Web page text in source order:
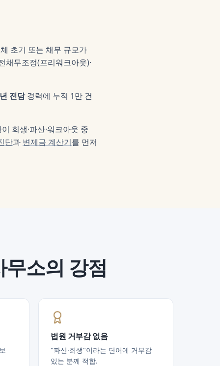
초기 또는 채무 규모가
채무조정(프리워크아웃)·
전담경력에 누적 1만 건
회생·파산·워크아웃 중
단과 변제금 계산기를 먼저
소의 강점
법원 거부감 없음
"파산·회생"이라는 단어에 거부감
있는 분께 적합.